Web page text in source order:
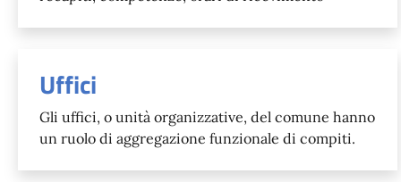
Uffici
Gli uffici, o unità organizzative, del comune hanno
un ruolo di aggregazione funzionale di compiti.